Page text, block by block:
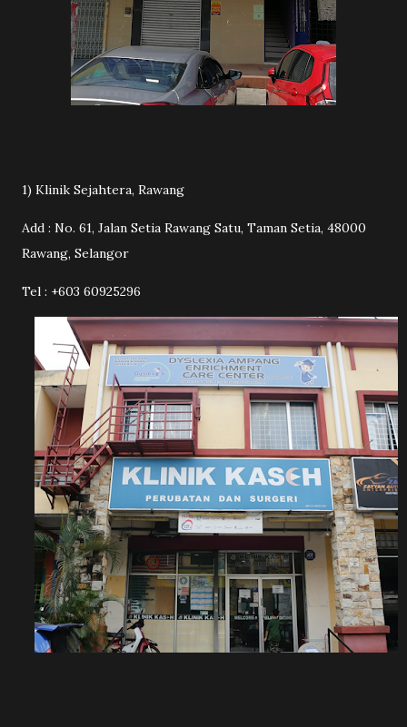
1) Klinik Sejahtera, Rawang
Add : No. 61, Jalan Setia Rawang Satu, Taman Setia, 48000
Rawang, Selangor
Tel : +603 60925296